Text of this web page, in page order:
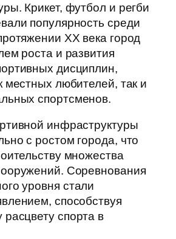
Крикет, футбол и регби
популярность среди
XX века город
роста и развития
дисциплин,
местных любителей, так и
спортсменов.
инфраструктуры
с ростом города, что
множества
Соревнования
уровня стали
способствуя
спорта в